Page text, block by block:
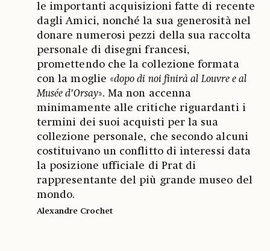
le importanti acquisizioni fatte di recente
dagli Amici, nonché la sua generosità nel
donare numerosi pezzi della sua raccolta
personale di disegni francesi,
promettendo che la collezione formata
con la moglie «dopo di noi finirà al Louvre e al
Musée d’Orsay». Ma non accenna
minimamente alle critiche riguardanti i
termini dei suoi acquisti per la sua
collezione personale, che secondo alcuni
costituivano un conflitto di interessi data
la posizione ufficiale di Prat di
rappresentante del più grande museo del
mondo.
Alexandre Crochet